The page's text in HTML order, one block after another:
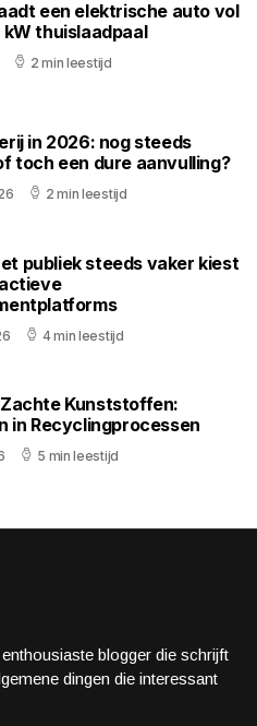
een elektrische auto vol
kW thuislaadpaal
2 min leestijd
in 2026: nog steeds
toch een dure aanvulling?
2 min leestijd
publiek steeds vaker kiest
4 min leestijd
Kunststoffen:
in Recyclingprocessen
5 min leestijd
blogger die schrijft
dingen die interessant